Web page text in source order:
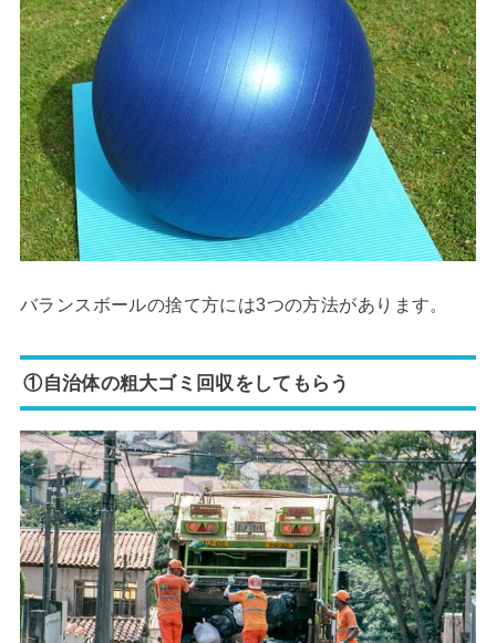
バランスボールの捨て方には3つの方法があります。
①自治体の粗大ゴミ回収をしてもらう